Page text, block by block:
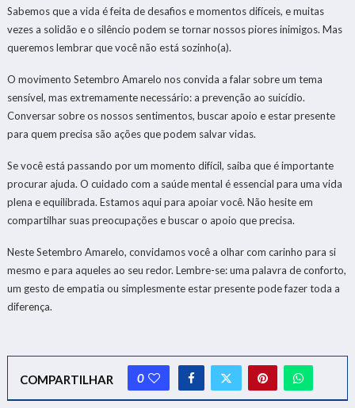
Sabemos que a vida é feita de desafios e momentos difíceis, e muitas
vezes a solidão e o silêncio podem se tornar nossos piores inimigos. Mas
queremos lembrar que você não está sozinho(a).
O movimento Setembro Amarelo nos convida a falar sobre um tema
sensível, mas extremamente necessário: a prevenção ao suicídio.
Conversar sobre os nossos sentimentos, buscar apoio e estar presente
para quem precisa são ações que podem salvar vidas.
Se você está passando por um momento difícil, saiba que é importante
procurar ajuda. O cuidado com a saúde mental é essencial para uma vida
plena e equilibrada. Estamos aqui para apoiar você. Não hesite em
compartilhar suas preocupações e buscar o apoio que precisa.
Neste Setembro Amarelo, convidamos você a olhar com carinho para si
mesmo e para aqueles ao seu redor. Lembre-se: uma palavra de conforto,
um gesto de empatia ou simplesmente estar presente pode fazer toda a
diferença.
COMPARTILHAR 0